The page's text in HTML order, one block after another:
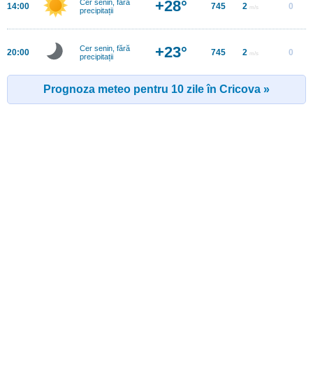
14:00
Cer senin, fără
precipitații
+28° 745 2 m/s 0
20:00
Cer senin, fără
precipitații
+23° 745 2 m/s 0
Prognoza meteo pentru 10 zile în Cricova »